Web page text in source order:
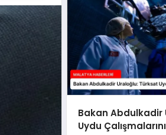
Bakan Abdulkadir
Uydu